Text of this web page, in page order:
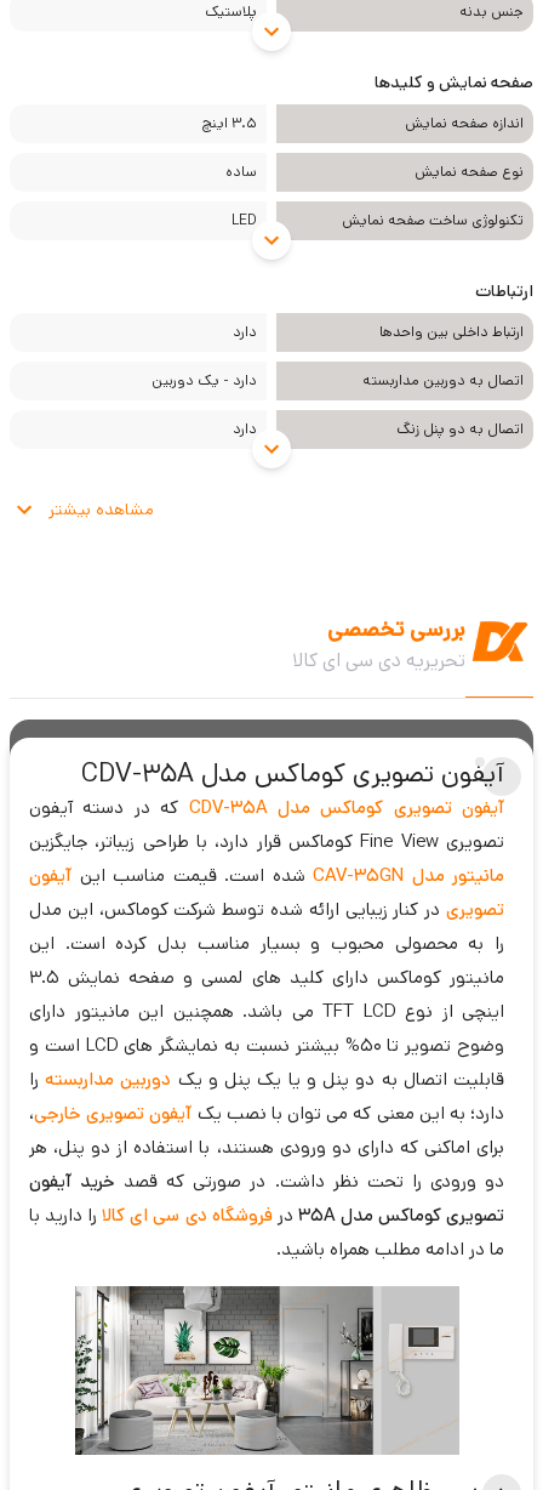
جنس بدنه پلاستیک
صفحه نمایش و کلیدها
اندازه صفحه نمایش 3.5 اینچ
نوع صفحه نمایش ساده
تکنولوژی ساخت صفحه نمایش LED
ارتباطات
ارتباط داخلی بین واحدها دارد
اتصال به دوربین مداربسته دارد - یک دوربین
اتصال به دو پنل زنگ دارد
مشاهده بیشتر
بررسی تخصصی
تحریریه دی سی ای کالا
آیفون تصویری کوماکس مدل CDV-35A
آیفون تصویری کوماکس مدل CDV-35A
که در دسته آیفون
تصویری Fine View کوماکس قرار دارد، با طراحی زیباتر، جایگزین
مانیتور مدل CAV-35GN
شده است. قیمت مناسب این آیفون
تصویری در کنار زیبایی ارائه شده توسط شرکت کوماکس، این مدل
را به محصولی محبوب و بسیار مناسب بدل کرده است. این
مانیتور کوماکس دارای کلید های لمسی و صفحه نمایش 3.5
اینچی از نوع TFT LCD می باشد. همچنین این مانیتور دارای
وضوح تصویر تا 50% بیشتر نسبت به نمایشگر های LCD است و
قابلیت اتصال به دو پنل و یا یک پنل و یک دوربین مداربستهرا
دارد؛ به این معنی که می توان با نصب یک آیفون تصویری خارجی،
برای اماکنی که دارای دو ورودی هستند، با استفاده از دو پنل، هر
دو ورودی را تحت نظر داشت. در صورتی که قصد خرید آیفون
تصویری کوماکس مدل 35A
درفروشگاه دی سی ای کالارا دارید با
ما در ادامه مطلب همراه باشید.